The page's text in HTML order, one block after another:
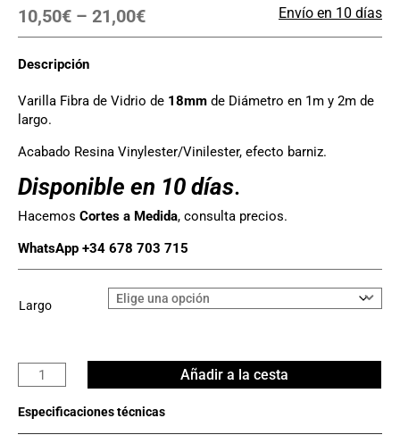
10,50€ – 21,00€ Envío en 10 días
Descripción
Varilla Fibra de Vidrio de 18mm de Diámetro en 1m y 2m de
largo.
Acabado Resina Vinylester/Vinilester, efecto barniz.
Disponible en 10 días.
Hacemos Cortes a Medida, consulta precios.
WhatsApp +34 678 703 715
Largo
Varilla
VYR
Fibra
Añadir a la cesta